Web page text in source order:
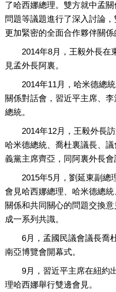
了哈西娜總理。雙方就中孟
問題等議題進行了深入討論
更加緊密的全面合作夥伴關係
2014年8月，王毅外長在
見孟外長阿裏。
2014年11月，哈米德總統
關係對話會，習近平主席、
總統。
2014年12月，王毅外長訪
哈米德總統、喬杜裏議長、
義黨主席齊亞，同阿裏外長會
2015年5月，劉延東副總
會見哈西娜總理、哈米德總
關係和共同關心的問題交換
成一系列共識。
6月，孟國民議會議長喬
南亞博覽會開幕式。
9月，習近平主席在紐約
理哈西娜舉行雙邊會見。